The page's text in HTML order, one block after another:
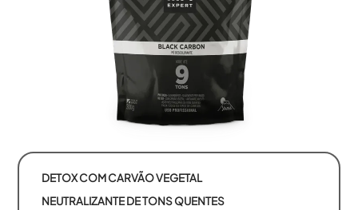
DETOX COM CARVÃO VEGETAL
NEUTRALIZANTE DE TONS QUENTES